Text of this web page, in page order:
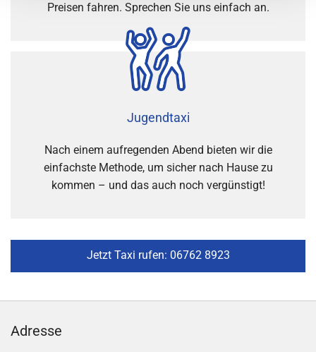
Preisen fahren. Sprechen Sie uns einfach an.
Jugendtaxi
Nach einem aufregenden Abend bieten wir die
einfachste Methode, um sicher nach Hause zu
kommen – und das auch noch vergünstigt!
Jetzt Taxi rufen: 06762 8923
Adresse